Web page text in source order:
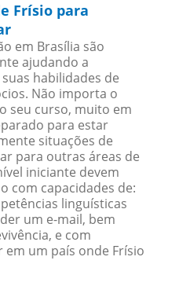
Frísio para
em Brasília são
ajudando a
habilidades de
Não importa o
seu curso, muito em
para estar
situações de
para outras áreas de
iniciante devem
com capacidades de:
linguísticas
um e-mail, bem
e com
um país onde Frísio